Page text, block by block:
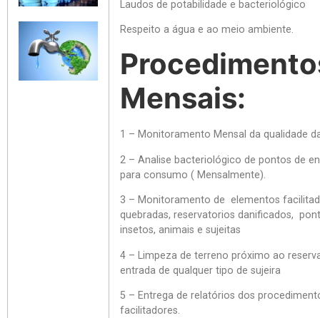
Laudos de potabilidade e bacteriológico
Respeito a água e ao meio ambiente.
Mensais:
1 – Monitoramento Mensal da qualidade
2 – Analise bacteriológico de pontos de
para consumo ( Mensalmente).
3 – Monitoramento de elementos
quebradas, reservatorios danificados,
insetos, animais e sujeitas
4 – Limpeza de terreno próximo ao
entrada de qualquer tipo de sujeira
5 – Entrega de relatórios dos
facilitadores.